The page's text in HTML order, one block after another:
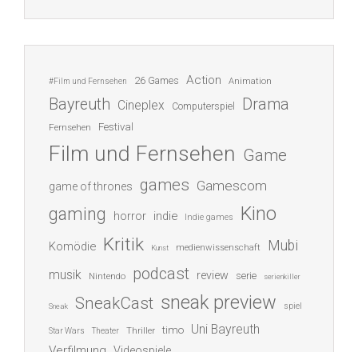
#Film und Fernsehen 26 Games Action Animation
Bayreuth Cineplex Computerspiel Drama
Fernsehen Festival
Film und Fernsehen Game
game of thrones games Gamescom
gaming horror indie Indie games Kino
Komödie Kritik Kunst medienwissenschaft Mubi
musik Nintendo podcast review serie serienkiller
Sneak SneakCast sneak preview spiel
Star Wars Theater Thriller timo Uni Bayreuth